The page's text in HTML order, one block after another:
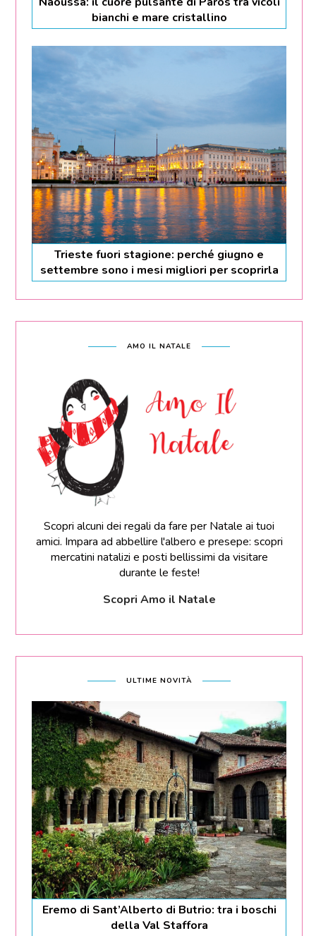
bianchi e mare cristallino
Trieste fuori stagione: perché giugno e
settembre sono i mesi migliori per scoprirla
AMO IL NATALE
Scopri alcuni dei regali da fare per Natale ai tuoi
amici. Impara ad abbellire l'albero e presepe: scopri
mercatini natalizi e posti bellissimi da visitare
durante le feste!
Scopri Amo il Natale
ULTIME NOVITÀ
Eremo di Sant’Alberto di Butrio: tra i boschi
della Val Staffora